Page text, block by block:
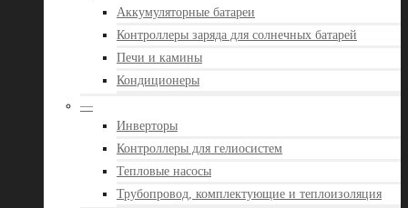
Аккумуляторные батареи
Контроллеры заряда для солнечных батарей
Печи и камины
Кондиционеры
—
Инверторы
Контроллеры для гелиосистем
Тепловые насосы
Трубопровод, комплектующие и теплоизоляция